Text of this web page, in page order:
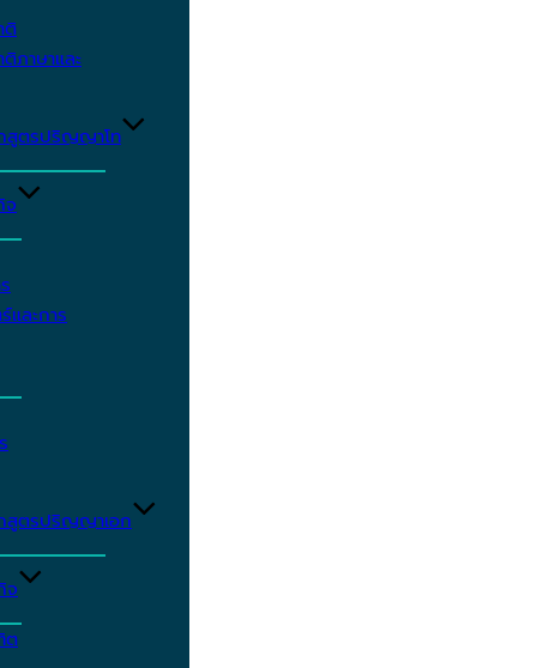
ติ
ภาษาและ
สูตรปริญญาโท
จ
ละการ
สูตรปริญญาเอก
จ
ต